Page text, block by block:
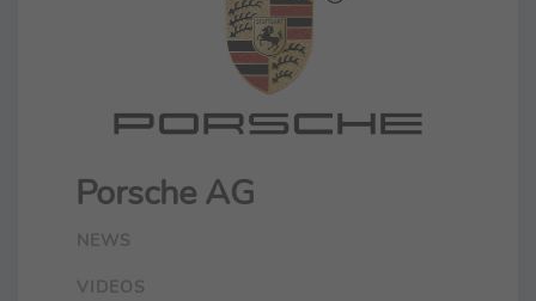
Porsche AG
NEWS
VIDEOS